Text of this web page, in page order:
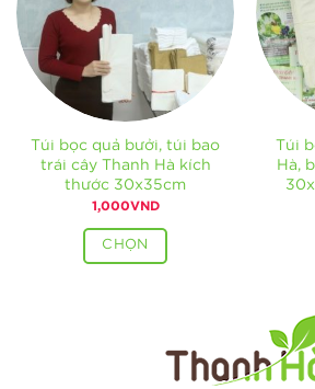
Túi bọc quả bưởi, túi bao
trái cây Thanh Hà kích
thước 30x35cm
1,000VND
CHỌN
Túi
Hà,